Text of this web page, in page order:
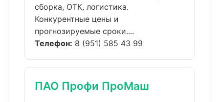
сборка, ОТК, логистика.
Конкурентные цены и
прогнозируемые сроки....
Телефон: 8 (951) 585 43 99
ПАО Профи ПроМаш